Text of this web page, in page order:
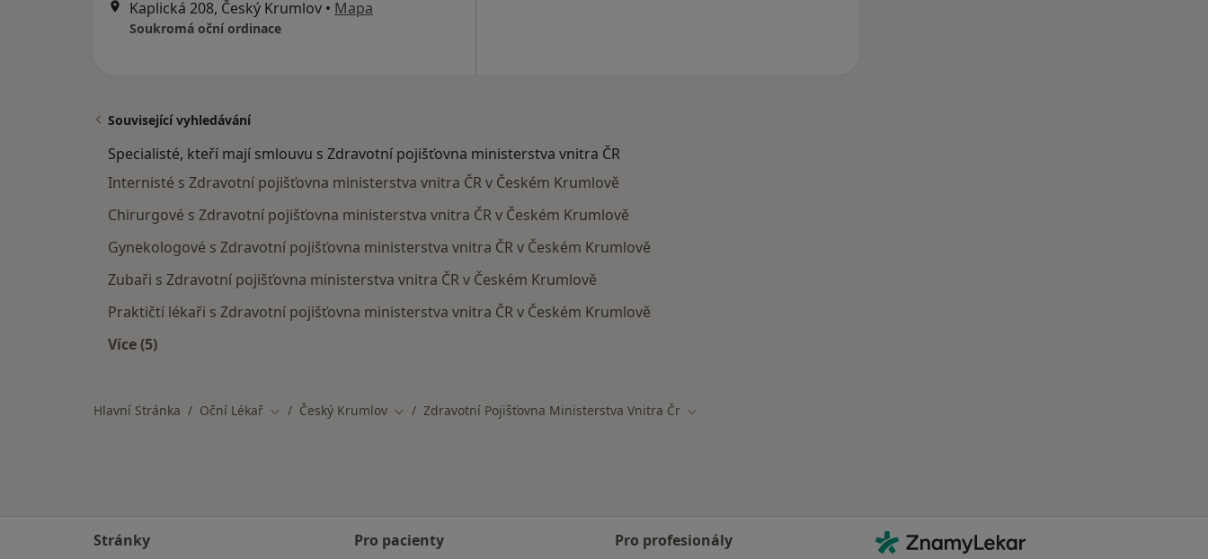
Kaplická 208, Český Krumlov • Mapa
Soukromá oční ordinace
Související vyhledávání
Specialisté, kteří mají smlouvu s Zdravotní pojišťovna ministerstva vnitra ČR
Internisté s Zdravotní pojišťovna ministerstva vnitra ČR v Českém Krumlově
Chirurgové s Zdravotní pojišťovna ministerstva vnitra ČR v Českém Krumlově
Gynekologové s Zdravotní pojišťovna ministerstva vnitra ČR v Českém Krumlově
Zubaři s Zdravotní pojišťovna ministerstva vnitra ČR v Českém Krumlově
Praktičtí lékaři s Zdravotní pojišťovna ministerstva vnitra ČR v Českém Krumlově
Více (5)
Hlavní Stránka Oční Lékař Změna města
Český Krumlov Změna města
Zdravotní Pojišťovna Ministerstva Vnitra Čr Změna města
Stránky
Pro pacienty
Pro profesionály
Kontakt
ZnamyLekar - Hlavní stránka